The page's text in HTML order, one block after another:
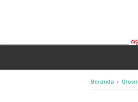
Beranda ›